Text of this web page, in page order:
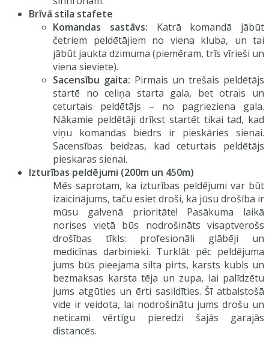
Brīvā stila stafete
Komandas sastāvs: Katrā komandā jābūt
četriem peldētājiem no viena kluba, un tai
jābūt jaukta dzimuma (piemēram, trīs vīrieši un
viena sieviete).
Sacensību gaita: Pirmais un trešais peldētājs
startē no celiņa starta gala, bet otrais un
ceturtais peldētājs – no pagrieziena gala.
Nākamie peldētāji drīkst startēt tikai tad, kad
viņu komandas biedrs ir pieskāries sienai.
Sacensības beidzas, kad ceturtais peldētājs
pieskaras sienai.
Izturības peldējumi (200m un 450m)
Mēs saprotam, ka izturības peldējumi var būt
izaicinājums, taču esiet droši, ka jūsu drošība ir
mūsu galvenā prioritāte! Pasākuma laikā
norises vietā būs nodrošināts visaptverošs
drošības tīkls: profesionāli glābēji un
medicīnas darbinieki. Turklāt pēc peldējuma
jums būs pieejama silta pirts, karsts kubls un
bezmaksas karsta tēja un zupa, lai palīdzētu
jums atgūties un ērti sasildīties. Šī atbalstošā
vide ir veidota, lai nodrošinātu jums drošu un
neticami vērtīgu pieredzi šajās garajās
distancēs.